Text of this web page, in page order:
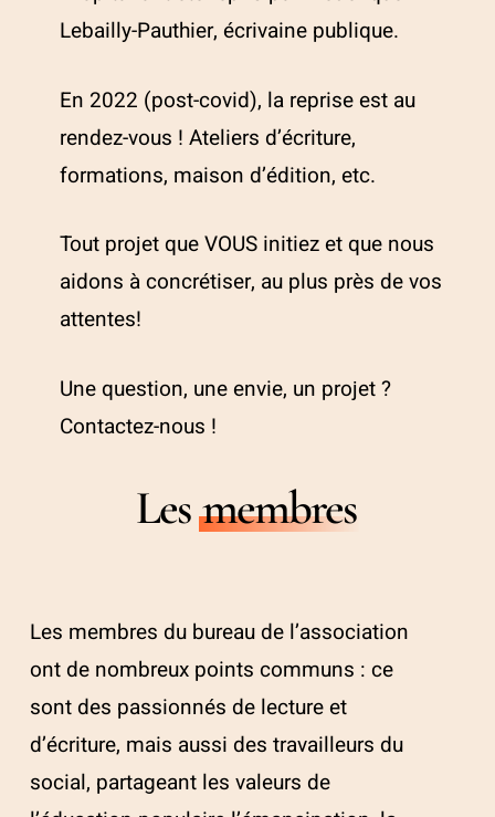
Lebailly-Pauthier, écrivaine publique.
En 2022 (post-covid), la reprise est au
rendez-vous ! Ateliers d’écriture,
formations, maison d’édition, etc.
Tout projet que VOUS initiez et que nous
aidons à concrétiser, au plus près de vos
attentes!
Une question, une envie, un projet ?
Contactez-nous !
Lesmembres
Les membres du bureau de l’association
ont de nombreux points communs : ce
sont des passionnés de lecture et
d’écriture, mais aussi des travailleurs du
social, partageant les valeurs de